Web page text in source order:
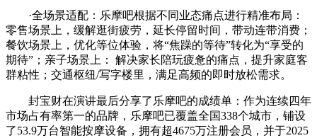
·全场景适配：乐摩吧根据不同业态痛点进行精准布局：
零售场景上，缓解逛街疲劳，延长停留时间，带动连带消费；
餐饮场景上，优化等位体验，将“焦躁的等待”转化为“享受的
期待”；亲子场景上： 解决家长陪玩疲惫的痛点，提升家庭客
群粘性；交通枢纽/写字楼里，满足高频的即时放松需求。
封宝财在演讲最后分享了乐摩吧的成绩单：作为连续四年
市场占有率第一的品牌，乐摩吧已覆盖全国338个城市，铺设
了53.9万台智能按摩设备，拥有超4675万注册会员，并于2025